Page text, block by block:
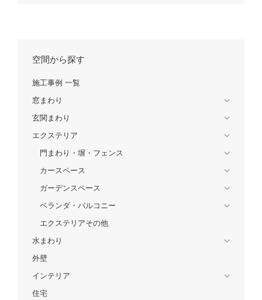
空間から探す
施工事例 一覧
窓まわり
玄関まわり
エクステリア
門まわり・塀・フェンス
カースペース
ガーデンスペース
ベランダ・バルコニー
エクステリアその他
水まわり
外壁
インテリア
住宅